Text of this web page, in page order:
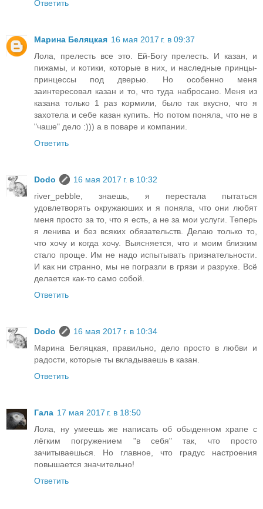
Ответить
Марина Беляцкая 16 мая 2017 г. в 09:37
Лола, прелесть все это. Ей-Богу прелесть. И казан, и
пижамы, и котики, которые в них, и наследные принцы-
принцессы под дверью. Но особенно меня
заинтересовал казан и то, что туда набросано. Меня из
казана только 1 раз кормили, было так вкусно, что я
захотела и себе казан купить. Но потом поняла, что не в
"чаше" дело :))) а в поваре и компании.
Ответить
Dodo
16 мая 2017 г. в 10:32
river_pebble, знаешь, я перестала пытаться
удовлетворять окружаюших и я поняла, что они любят
меня просто за то, что я есть, а не за мои услуги. Теперь
я ленива и без всяких обязательств. Делаю только то,
что хочу и когда хочу. Выясняется, что и моим близким
стало проще. Им не надо испытывать признательности.
И как ни странно, мы не погразли в грязи и разрухе. Всё
делается как-то само собой.
Ответить
Dodo
16 мая 2017 г. в 10:34
Марина Беляцкая, правильно, дело просто в любви и
радости, которые ты вкладываешь в казан.
Ответить
Гала 17 мая 2017 г. в 18:50
Лола, ну умеешь же написать об обыденном храпе с
лёгким погружением "в себя" так, что просто
зачитываешься. Но главное, что градус настроения
повышается значительно!
Ответить